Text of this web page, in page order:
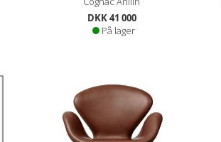
DKK 41 000
På lager